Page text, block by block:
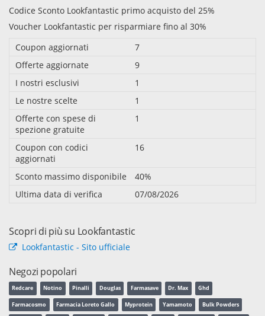
Codice Sconto Lookfantastic primo acquisto del 25%
Voucher Lookfantastic per risparmiare fino al 30%
Coupon aggiornati
7
Offerte aggiornate
9
I nostri esclusivi
1
Le nostre scelte
1
Offerte con spese di
spezione gratuite
1
Coupon con codici
aggiornati
16
Sconto massimo disponibile
40%
Ultima data di verifica
07/08/2026
Scopri di più su Lookfantastic
Lookfantastic - Sito ufficiale
Negozi popolari
Redcare Notino Pinalli Douglas Farmasave Dr. Max Ghd
Farmacosmo Farmacia Loreto Gallo Myprotein Yamamoto Bulk Powders